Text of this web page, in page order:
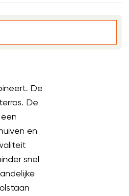
De
De
en
snel